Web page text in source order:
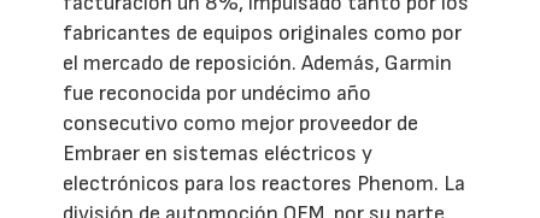
fabricantes de equipos originales como por
el mercado de reposición. Además, Garmin
fue reconocida por undécimo año
consecutivo como mejor proveedor de
Embraer en sistemas eléctricos y
electrónicos para los reactores Phenom. La